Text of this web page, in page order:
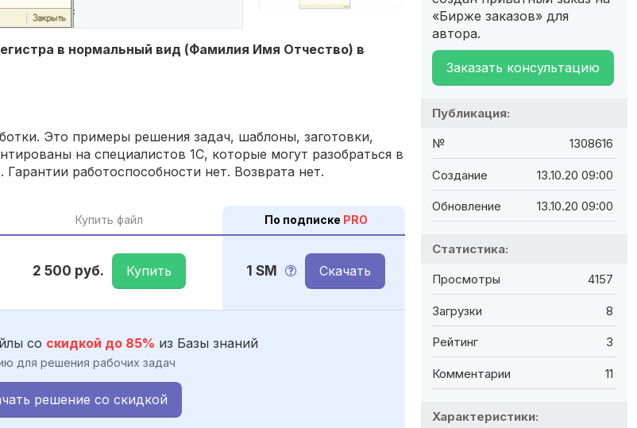
в нормальный вид (Фамилия Имя Отчество) в
Это примеры решения задач, шаблоны, заготовки,
на специалистов 1С, которые могут разобраться в
работоспособности нет. Возврата нет.
Купить файл По подписке PRO
2 500 руб. Купить 1 SM Скачать
со скидкой до 85% из Базы знаний
для решения рабочих задач
решение со скидкой
«Бирже заказов» для
автора.
Заказать консультацию
Публикация:
№ 1308616
Создание 13.10.20 09:00
Обновление 13.10.20 09:00
Статистика:
Просмотры 4157
Загрузки 8
Рейтинг 3
Комментарии 11
Характеристики: